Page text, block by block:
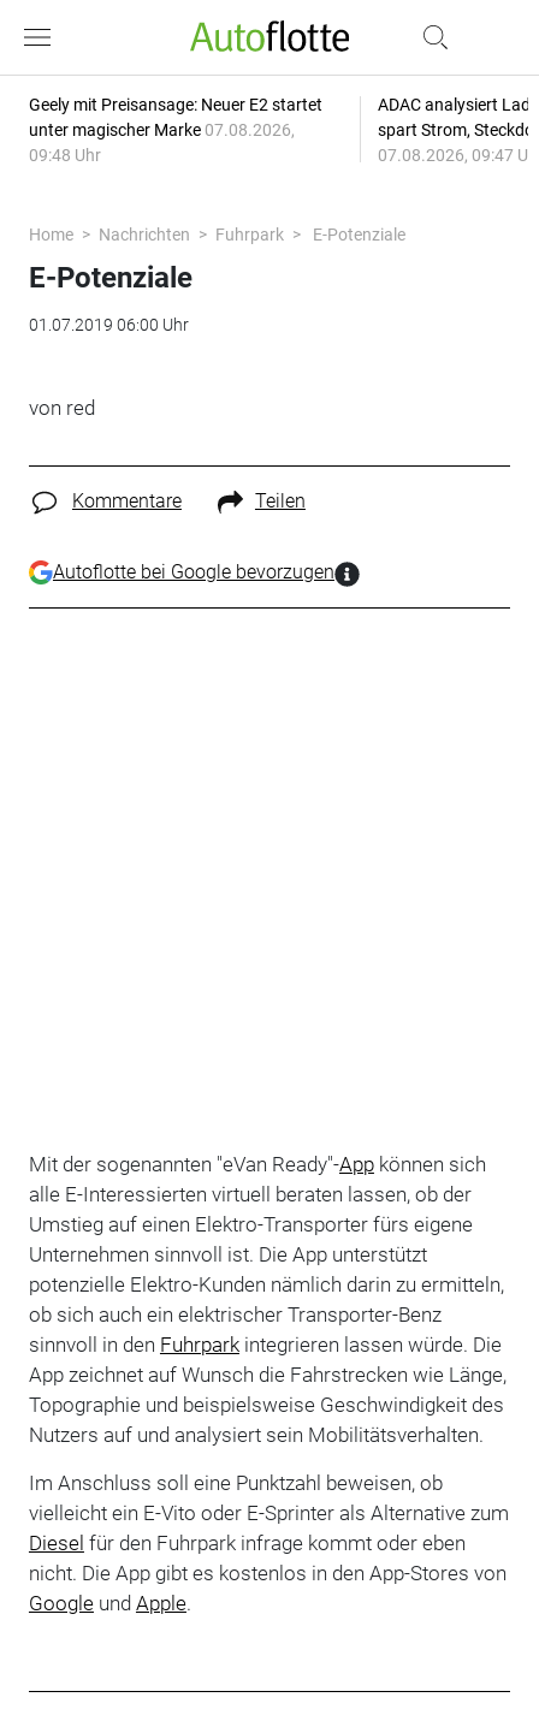
Geely mit Preisansage: Neuer E2 startet
unter magischer Marke 07.08.2026,
09:48 Uhr
ADAC analysiert
spart Strom,
07.08.2026, 09:47
Home Nachrichten Fuhrpark E-Potenziale
E-Potenziale
01.07.2019 06:00 Uhr
von red
Kommentare Teilen
Autoflotte bei Google bevorzugen
Mit der sogenannten "eVan Ready"-Appkönnen sich
alle E-Interessierten virtuell beraten lassen, ob der
Umstieg auf einen Elektro-Transporter fürs eigene
Unternehmen sinnvoll ist. Die App unterstützt
potenzielle Elektro-Kunden nämlich darin zu ermitteln,
ob sich auch ein elektrischer Transporter-Benz
sinnvoll in den Fuhrparkintegrieren lassen würde. Die
App zeichnet auf Wunsch die Fahrstrecken wie Länge,
Topographie und beispielsweise Geschwindigkeit des
Nutzers auf und analysiert sein Mobilitätsverhalten.
Im Anschluss soll eine Punktzahl beweisen, ob
vielleicht ein E-Vito oder E-Sprinter als Alternative zum
Diesel für den Fuhrpark infrage kommt oder eben
nicht. Die App gibt es kostenlos in den App-Stores von
Googleund Apple.